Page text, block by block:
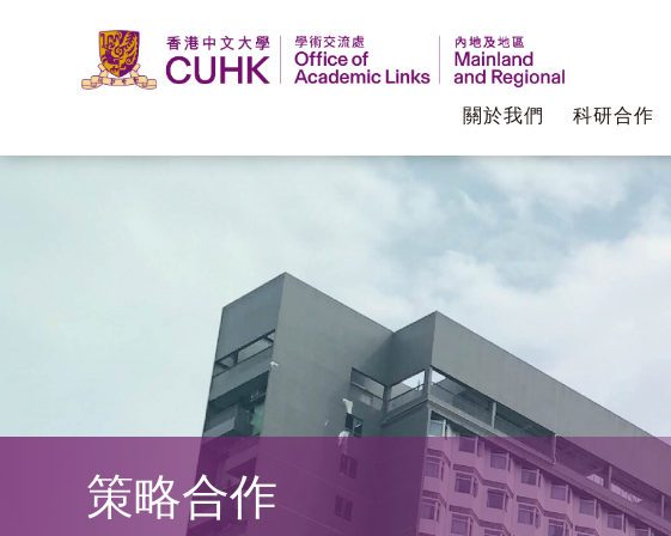
關於我們 科研合作
香
學
策略合作